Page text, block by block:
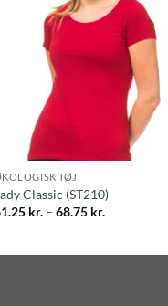
TØJ
Classic (ST210)
kr. – 68.75 kr.Prisinterval: